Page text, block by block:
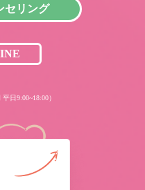
セリング
日9:00~18:00）